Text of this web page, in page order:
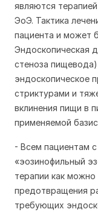
являются
ЭоЭ. Тактика
пациента и может
Эндоскопическая
стеноза
эндоскопическое
стриктурами и
вклинения пищи в
применяемой
- Всем пациентам
«эозинофильный
терапии как
предотвращения
требующих